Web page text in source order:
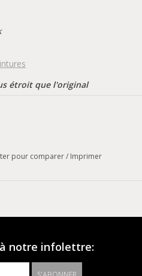
étroit que l'original
la saleté à l'aide d'un chiffon
pour comparer/ Imprimer
notre infolettre: